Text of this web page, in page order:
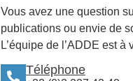
Vous avez une question
publications ou envie de
L’équipe de l’ADDE est à
Téléphone